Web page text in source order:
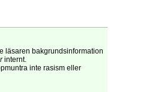
läsaren bakgrundsinformation
internt.
inte rasism eller